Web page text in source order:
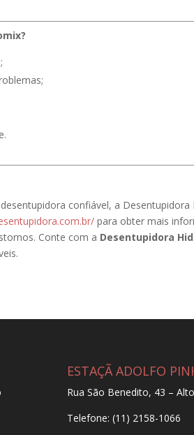
confiável, a
para obter mais
Conte com a Desentupidora
ESTAÇÃ ADOLFO
Rua São Benedito, 43 –
Telefone: (11) 2158-1066